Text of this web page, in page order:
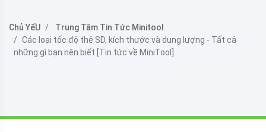
Chủ YếU
Trung Tâm Tin Tức Minitool
Các loại tốc độ thẻ SD, kích thước và dung lượng - Tất cả
những gì bạn nên biết [Tin tức về MiniTool]